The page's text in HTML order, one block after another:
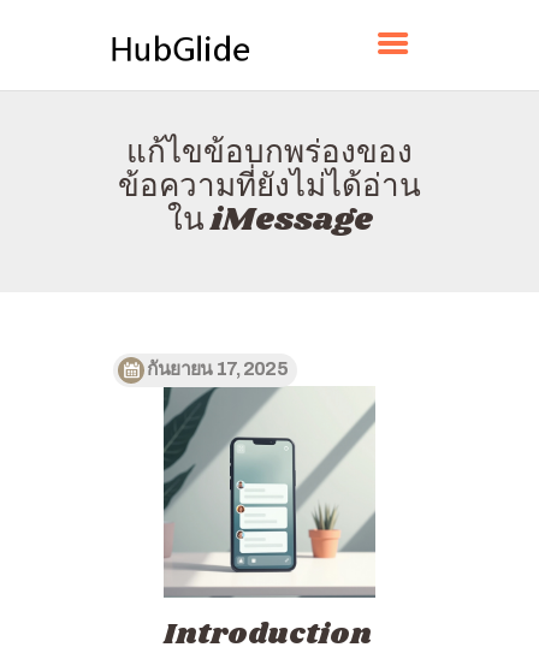
แก้ไขข้อบกพร่องของ
ข้อความที่ยังไม่ได้อ่าน
ใน iMessage
HUBGLIDE
บ้าน
เกี่ยวกับ
กันยายน 17, 2025
Introduction